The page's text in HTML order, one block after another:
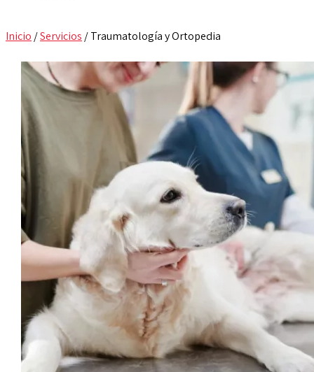
Inicio /Servicios /Traumatología y Ortopedia